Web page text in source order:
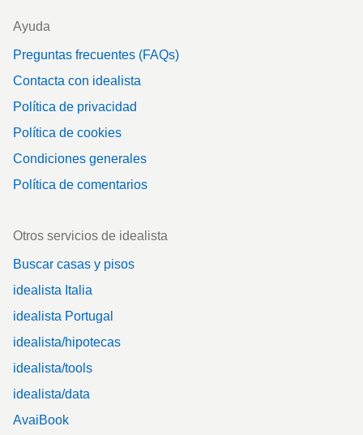
Ayuda
Preguntas frecuentes (FAQs)
Contacta con idealista
Política de privacidad
Política de cookies
Condiciones generales
Política de comentarios
Otros servicios de idealista
Buscar casas y pisos
idealista Italia
idealista Portugal
idealista/hipotecas
idealista/tools
idealista/data
AvaiBook